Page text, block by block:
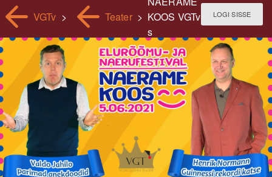
LOGI SISSE
VGTv > Teater > KOOS VGTv-
s
(TOIMUNUD)
(2h)